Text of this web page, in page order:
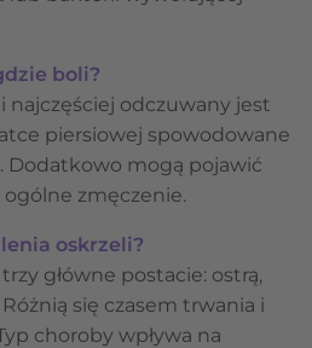
boli?
najczęściej odczuwany jest
piersiowej spowodowane
Dodatkowo mogą pojawić
ogólne zmęczenie.
oskrzeli?
główne postacie: ostrą,
się czasem trwania i
choroby wpływa na